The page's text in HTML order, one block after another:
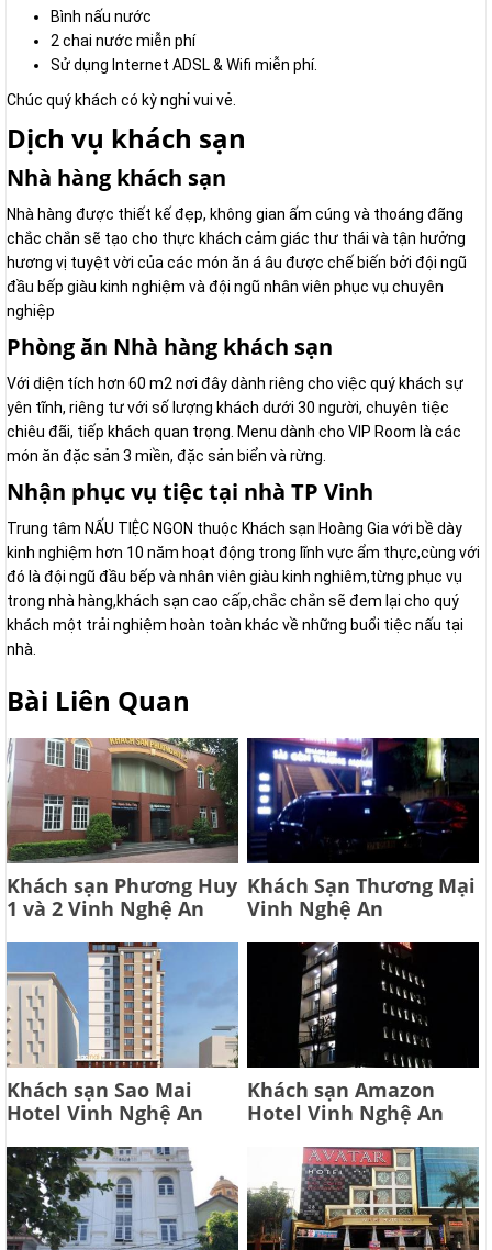
Bình nấu nước
2 chai nước miễn phí
Sử dụng Internet ADSL & Wifi miễn phí.
Chúc quý khách có kỳ nghỉ vui vẻ.
Dịch vụ khách sạn
Nhà hàng khách sạn
Nhà hàng được thiết kế đẹp, không gian ấm cúng và thoáng đãng
chắc chắn sẽ tạo cho thực khách cảm giác thư thái và tận hưởng
hương vị tuyệt vời của các món ăn á âu được chế biến bởi đội ngũ
đầu bếp giàu kinh nghiệm và đội ngũ nhân viên phục vụ chuyên
nghiệp
Phòng ăn Nhà hàng khách sạn
Với diện tích hơn 60 m2 nơi đây dành riêng cho việc quý khách sự
yên tĩnh, riêng tư với số lượng khách dưới 30 người, chuyên tiệc
chiêu đãi, tiếp khách quan trọng. Menu dành cho VIP Room là các
món ăn đặc sản 3 miền, đặc sản biển và rừng.
Nhận phục vụ tiệc tại nhà TP Vinh
Trung tâm NẤU TIỆC NGON thuộc Khách sạn Hoàng Gia với bề dày
kinh nghiệm hơn 10 năm hoạt động trong lĩnh vực ẩm thực,cùng với
đó là đội ngũ đầu bếp và nhân viên giàu kinh nghiêm,từng phục vụ
trong nhà hàng,khách sạn cao cấp,chắc chắn sẽ đem lại cho quý
khách một trải nghiệm hoàn toàn khác về những buổi tiệc nấu tại
nhà.
Bài Liên Quan
Khách sạn Phương Huy
1 và 2 Vinh Nghệ An
Khách Sạn Thương Mại
Vinh Nghệ An
Khách sạn Sao Mai
Hotel Vinh Nghệ An
Khách sạn Amazon
Hotel Vinh Nghệ An